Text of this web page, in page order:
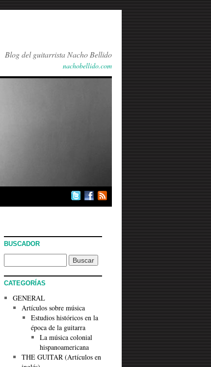
Blog del guitarrista Nacho Bellido
nachobellido.com
BUSCADOR
CATEGORÍAS
GENERAL
Artículos sobre música
Estudios históricos en la
época de la guitarra
La música colonial
hispanoamericana
THE GUITAR (Artículos en